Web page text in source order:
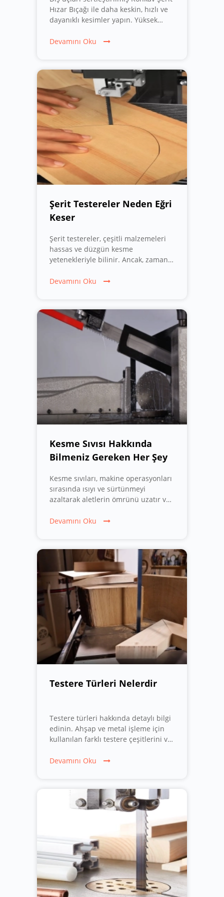
Hızar Bıçağı ile daha keskin, hızlı ve
dayanıklı kesimler yapın. Yüksek
teknolojisi ile profesyonel kesim
Devamını Oku
Şerit Testereler Neden Eğri
Keser
Şerit testereler, çeşitli malzemeleri
hassas ve düzgün kesme
yetenekleriyle bilinir. Ancak, zaman
kesimler yapabilirler. Bu durum,
olumsuz etkileyebilir. Peki, şerit
testereler neden eğri keser ve bu
sorunun önüne nasıl geçilebilir?
Devamını Oku
Kesme Sıvısı Hakkında
Bilmeniz Gereken Her Şey
Kesme sıvıları, makine operasyonları
sırasında ısıyı ve sürtünmeyi
azaltarak aletlerin ömrünü uzatır ve
Devamını Oku
Testere Türleri Nelerdir
Testere türleri hakkında detaylı bilgi
edinin. Ahşap ve metal işleme için
kullanılan farklı testere çeşitlerini ve
Devamını Oku